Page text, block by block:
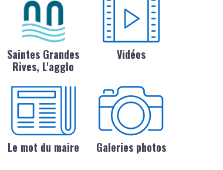
Saintes Grandes
Rives, L'agglo
Vidéos
Le mot du maire Galeries photos